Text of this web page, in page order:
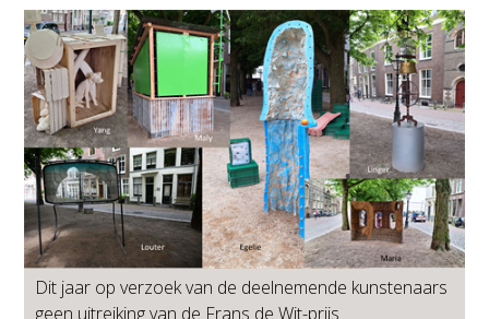
Dit jaar op verzoek van de deelnemende kunstenaars
geen uitreiking van de Frans de Wit-prijs